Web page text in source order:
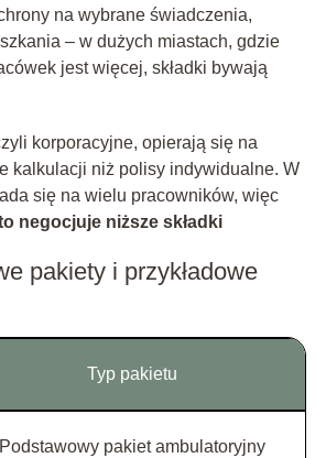
na wybrane świadczenia,
– w dużych miastach, gdzie
jest więcej, składki bywają
korporacyjne, opierają się na
kalkulacji niż polisy indywidualne. W
się na wielu pracowników, więc
negocjuje niższe składki
pakiety i przykładowe
Typ pakietu
Podstawowy pakiet ambulatoryjny